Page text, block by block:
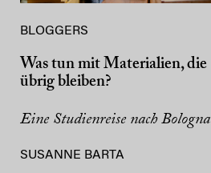
BLOGGERS
Was tun mit Materialien, die
übrig bleiben?
Eine Studienreise nach Bologna
SUSANNE BARTA